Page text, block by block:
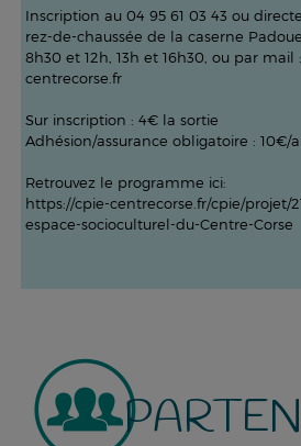
Inscription au 04 95 61 03 43 ou
rez-de-chaussée de la caserne
8h30 et 12h, 13h et 16h30, ou par mail
centrecorse.fr
Sur inscription : 4€ la sortie
Adhésion/assurance obligatoire : 10€/
Retrouvez le programme ici:
https://cpie-centrecorse.fr/cpie/projet/
espace-socioculturel-du-Centre-Corse